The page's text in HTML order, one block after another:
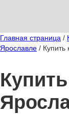
Главная страница /
Ярославле / Купить